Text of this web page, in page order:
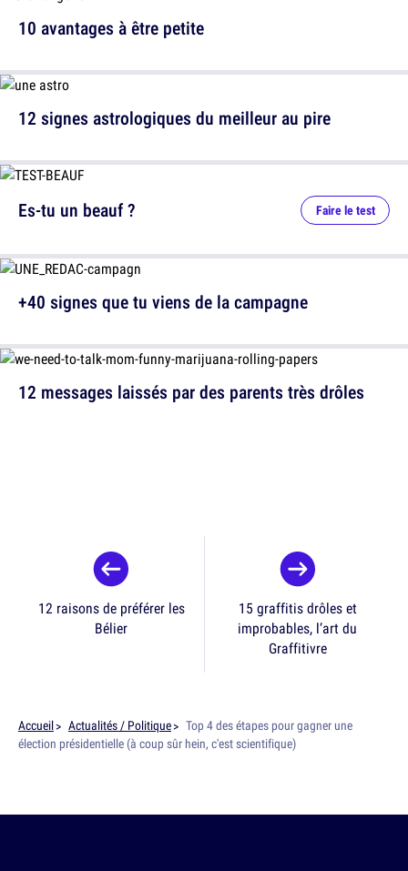
10 avantages à être petite
12 signes astrologiques du meilleur au pire
12 messages laissés par des parents très drôles
Es-tu un beauf ? Faire le test
+40 signes que tu viens de la campagne
12 raisons de préférer les
Bélier
15 graffitis drôles et
improbables, l’art du
Graffitivre
Accueil Actualités / Politique
Top 4 des étapes pour gagner une
élection présidentielle (à coup sûr hein, c'est scientifique)